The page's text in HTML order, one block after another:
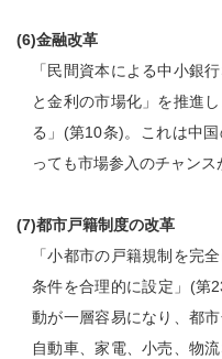
(6)金融改革
「民間資本による中小銀
と金利の市場化」を推進
る」(第10条)。これは中
っても市場参入のチャンス
(7)都市戸籍制度の改革
「小都市の戸籍規制を完
条件を合理的に設定」(第
動が一層容易になり、都
自動車、家電、小売、物